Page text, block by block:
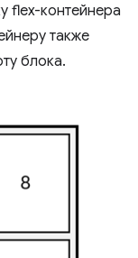
flex-контейнера
также
блока.